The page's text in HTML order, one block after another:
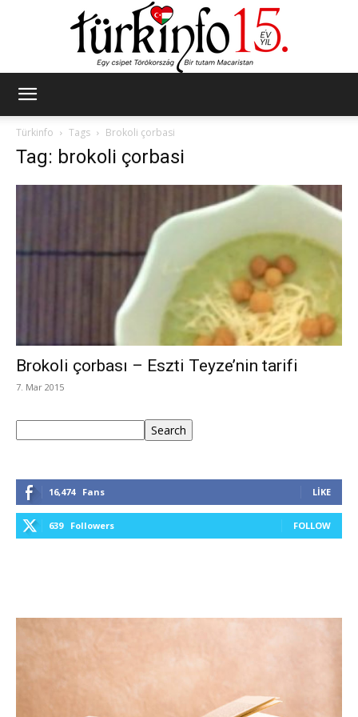
Türkinfo
Tags Brokoli çorbasi
Tag: brokoli çorbasi
Brokoli çorbası – Eszti Teyze’nin tarifi
7. Mar 2015
Search
16,474 Fans LIKE
639 Followers FOLLOW